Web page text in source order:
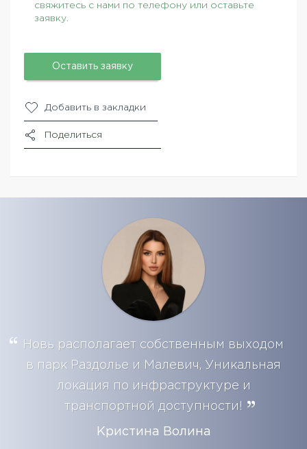
свяжитесь с нами по телефону или оставьте
заявку.
Оставить заявку
Добавить в закладки
Поделиться
Новь располагает собственным выходом
в парк Раздолье и Малевич, Уникальная
локация по инфраструктуре и
транспортной доступности!
Кристина Волина